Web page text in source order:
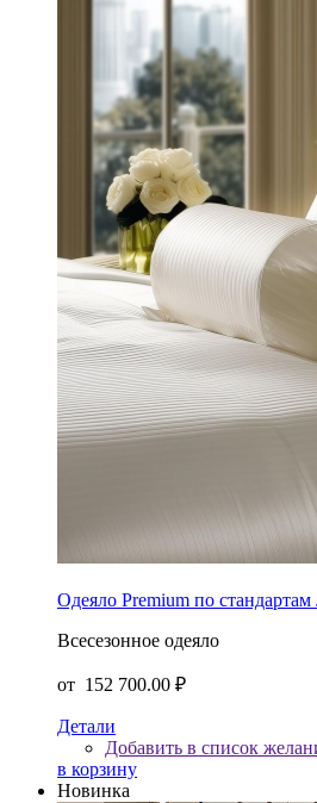
Одеяло Premium по стандартам
Всесезонное одеяло
от 152 700.00 ₽
Детали
Добавить в список
в корзину
Новинка